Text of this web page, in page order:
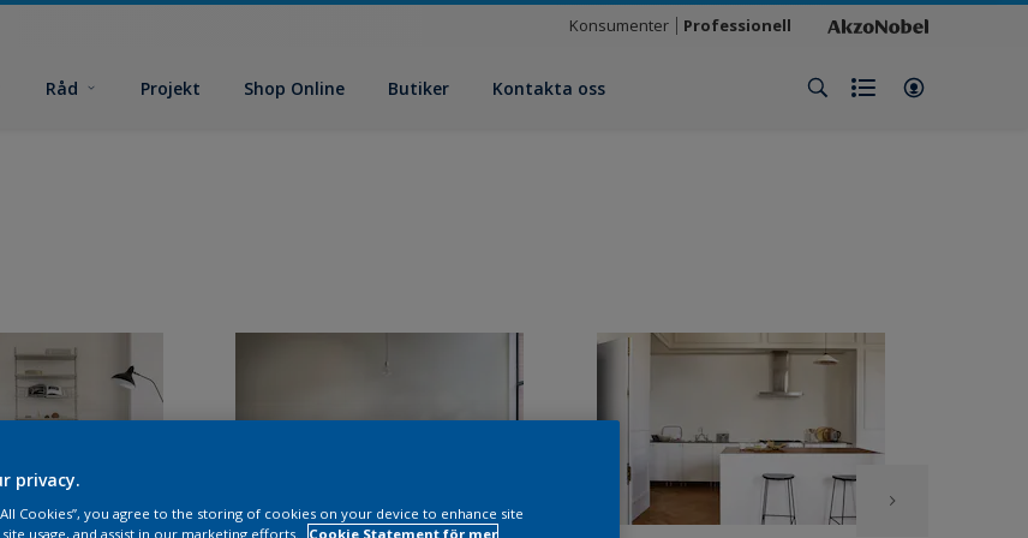
Konsumenter Professionell
Råd Projekt Shop Online Butiker Kontakta oss
privacy.
All Cookies”, you agree to the storing of cookies on your device to enhance site
usage, and assist in our marketing efforts.
Cookie Statement för mer